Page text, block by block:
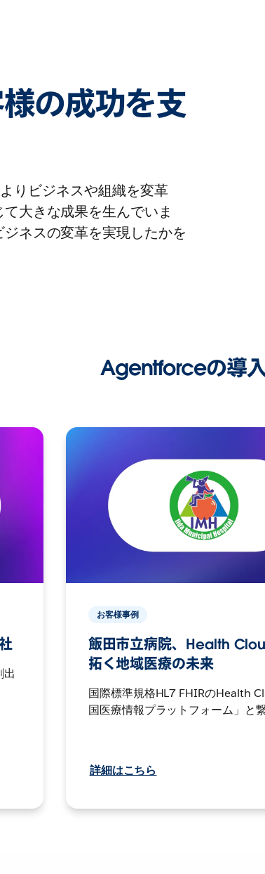
の成功を支
りビジネスや組織を変革
大きな成果を生んでいま
ネスの変革を実現したかを
Agentforceの導
出
お客様事例
飯田市立病院、Health
拓く地域医療の未来
国際標準規格HL7 FHIRのHealth
国医療情報プラットフォーム」と
詳細はこちら